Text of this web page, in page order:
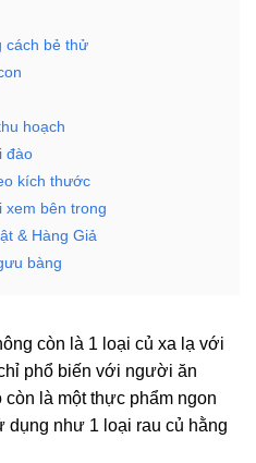
cách bẻ thử
hoạch
đào
kích thước
xem bên trong
& Hàng Giả
bàng
còn là 1 loại củ xa lạ với
phổ biến với người ăn
là một thực phẩm ngon
như 1 loại rau củ hằng